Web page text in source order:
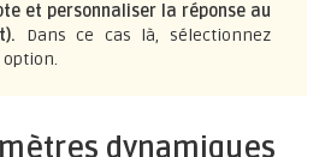
et personnaliser la réponse au
Dans ce cas là, sélectionnez
dynamiques